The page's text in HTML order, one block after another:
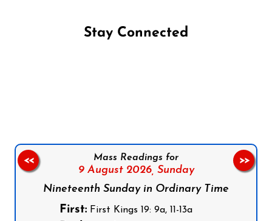
Stay Connected
Mass Readings for
9 August 2026, Sunday
Nineteenth Sunday in Ordinary Time
First: First Kings 19: 9a, 11-13a
<< >>